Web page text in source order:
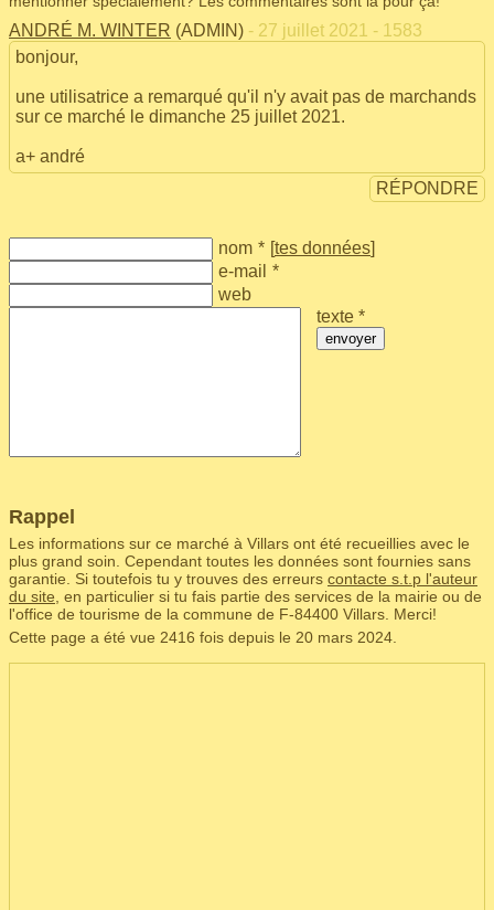
ANDRÉ M. WINTER (ADMIN) - 27 juillet 2021 - 1583
bonjour,
une utilisatrice a remarqué qu'il n'y avait pas de marchands
sur ce marché le dimanche 25 juillet 2021.
a+ andré
RÉPONDRE
nom * [tes données]
e-mail *
web
texte *
envoyer
Rappel
Les informations sur ce marché à Villars ont été recueillies avec le
plus grand soin. Cependant toutes les données sont fournies sans
garantie. Si toutefois tu y trouves des erreurs contacte s.t.p l'auteur
du site , en particulier si tu fais partie des services de la mairie ou de
l'office de tourisme de la commune de F‑84400 Villars. Merci!
Cette page a été vue 2416 fois depuis le 20 mars 2024.